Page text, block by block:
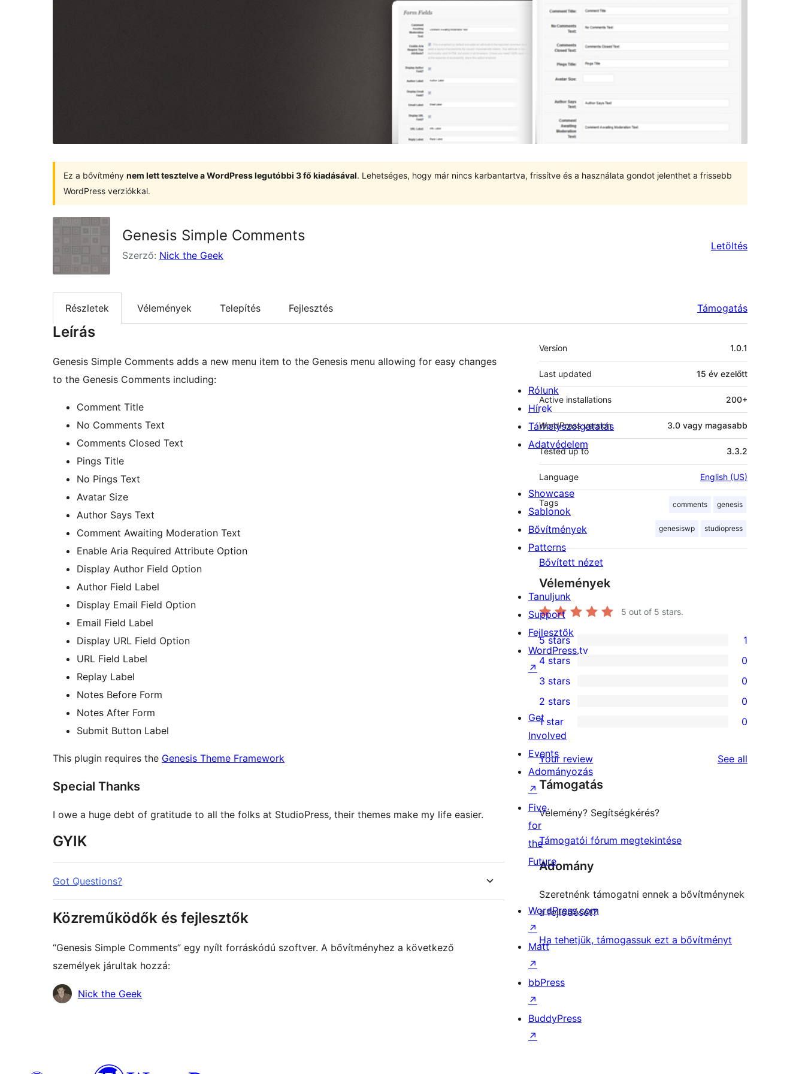
Ez a bővítmény nem lett tesztelve a WordPress legutóbbi 3 fő kiadásával. Lehetséges, hogy már nincs karbantartva, frissítve és a használata gondot jelenthet a frissebb
WordPress verziókkal.
Genesis Simple Comments
Szerző: Nick the Geek
Letöltés
Részletek Vélemények Telepítés Fejlesztés Támogatás
Leírás
Genesis Simple Comments adds a new menu item to the Genesis menu allowing for easy changes
to the Genesis Comments including:
Comment Title
No Comments Text
Comments Closed Text
Pings Title
No Pings Text
Avatar Size
Author Says Text
Comment Awaiting Moderation Text
Enable Aria Required Attribute Option
Display Author Field Option
Author Field Label
Display Email Field Option
Email Field Label
Display URL Field Option
URL Field Label
Replay Label
Notes Before Form
Notes After Form
Submit Button Label
This plugin requires the Genesis Theme Framework
Special Thanks
I owe a huge debt of gratitude to all the folks at StudioPress, their themes make my life easier.
GYIK
Got Questions?
Közreműködők és fejlesztők
“Genesis Simple Comments” egy nyílt forráskódú szoftver. A bővítményhez a következő
személyek járultak hozzá:
Közreműködők
Nick the Geek
Meta
Version 1.0.1
Last updated 15 év ezelőtt
Active installations 200+
WordPress version 3.0 vagy magasabb
Tested up to 3.3.2
Language English (US)
Tags comments genesis
genesiswp studiopress
Bővített nézet
Vélemények
5 out of 5 stars.
1
5-
star
review
5 stars 1
4-
star
reviews
4 stars 0
0
3-
star
reviews
3 stars 0
2-
reviews
2 stars 0
star
reviews
1 star 0
Your review See all
Támogatás
Vélemény? Segítségkérés?
Támogatói fórum megtekintése
Adomány
Szeretnénk támogatni ennek a bővítménynek
a fejlődését?
Ha tehetjük, támogassuk ezt a bővítményt
Rólunk
Hírek
Tárhelyszolgatatás
Adatvédelem
Showcase
Sablonok
Bővítmények
Patterns
Tanuljunk
Support
Fejlesztők
WordPress.tv
↗
Get
Involved
Events
Adományozás
↗
Five
for
the
Future
WordPress.com
↗
Matt
↗
bbPress
↗
BuddyPress
↗